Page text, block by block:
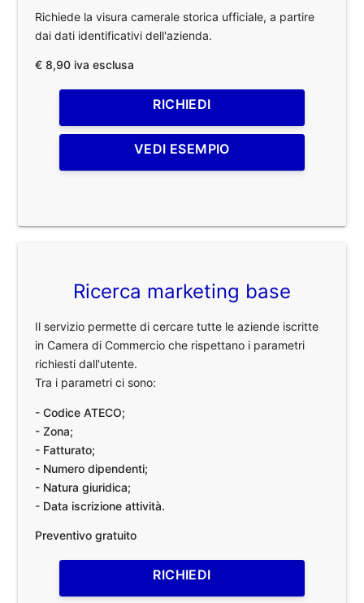
Richiede la visura camerale storica ufficiale, a partire
dai dati identificativi dell'azienda.
€ 8,90 iva esclusa
RICHIEDI
VEDI ESEMPIO
Ricerca marketing base
Il servizio permette di cercare tutte le aziende iscritte
in Camera di Commercio che rispettano i parametri
richiesti dall'utente.
Tra i parametri ci sono:
- Codice ATECO;
- Zona;
- Fatturato;
- Numero dipendenti;
- Natura giuridica;
- Data iscrizione attività.
Preventivo gratuito
RICHIEDI